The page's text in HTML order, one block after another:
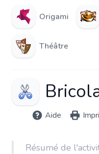
Origami
Théâtre
Aide
Résumé de